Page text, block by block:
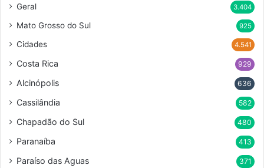
Geral 3.404
Mato Grosso do Sul 925
Cidades 4.541
Costa Rica 929
Alcinópolis 636
Cassilândia 582
Chapadão do Sul 480
Paranaíba 413
Paraíso das Aguas 371